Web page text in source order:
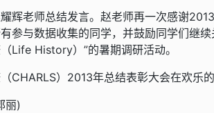
辉老师总结发言。赵老师再一次感谢
参与数据收集的同学，并鼓励同学们继
Life History）”的暑期调研活动。
CHARLS）2013年总结表彰大会在欢乐的
丽)